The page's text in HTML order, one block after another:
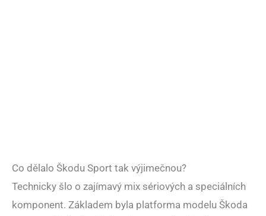
Co dělalo Škodu Sport tak výjimečnou?
Technicky šlo o zajímavý mix sériových a speciálních
komponent. Základem byla platforma modelu Škoda